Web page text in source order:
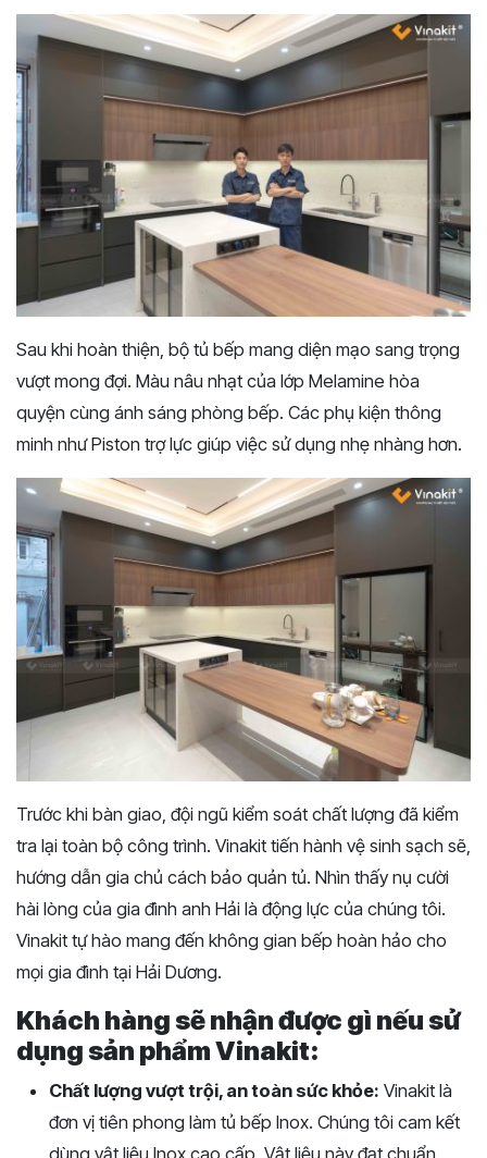
Sau khi hoàn thiện, bộ tủ bếp mang diện mạo sang trọng
vượt mong đợi. Màu nâu nhạt của lớp Melamine hòa
quyện cùng ánh sáng phòng bếp. Các phụ kiện thông
minh như Piston trợ lực giúp việc sử dụng nhẹ nhàng hơn.
Trước khi bàn giao, đội ngũ kiểm soát chất lượng đã kiểm
tra lại toàn bộ công trình. Vinakit tiến hành vệ sinh sạch sẽ,
hướng dẫn gia chủ cách bảo quản tủ. Nhìn thấy nụ cười
hài lòng của gia đình anh Hải là động lực của chúng tôi.
Vinakit tự hào mang đến không gian bếp hoàn hảo cho
mọi gia đình tại Hải Dương.
Khách hàng sẽ nhận được gì nếu sử
dụng sản phẩm Vinakit:
Chất lượng vượt trội, an toàn sức khỏe: Vinakit là
đơn vị tiên phong làm tủ bếp Inox. Chúng tôi cam kết
dùng vật liệu Inox cao cấp. Vật liệu này đạt chuẩn